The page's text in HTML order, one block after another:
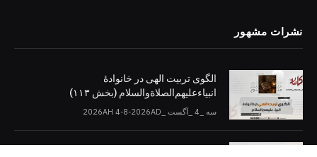
نشرات مشهور
الگوی تربیت الهی در خانوادۀ
انبیاءعلیهم‌الصلاةو‌السلام (بخش ۱۱۳)
سه _4 _آگست _2026AH 4-8-2026AD